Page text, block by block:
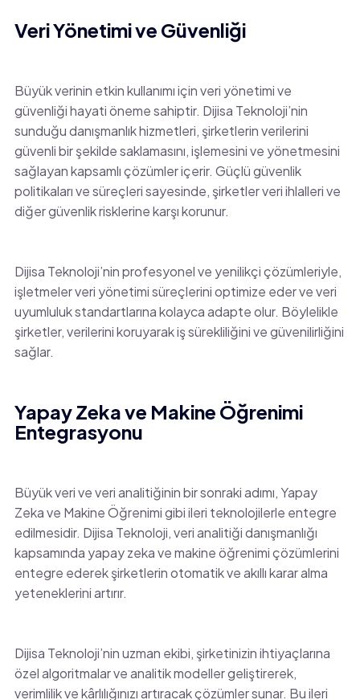
Veri Yönetimi ve Güvenliği
Büyük verinin etkin kullanımı için veri yönetimi ve
güvenliği hayati öneme sahiptir. Dijisa Teknoloji’nin
sunduğu danışmanlık hizmetleri, şirketlerin verilerini
güvenli bir şekilde saklamasını, işlemesini ve yönetmesini
sağlayan kapsamlı çözümler içerir. Güçlü güvenlik
politikaları ve süreçleri sayesinde, şirketler veri ihlalleri ve
diğer güvenlik risklerine karşı korunur.
Dijisa Teknoloji’nin profesyonel ve yenilikçi çözümleriyle,
işletmeler veri yönetimi süreçlerini optimize eder ve veri
uyumluluk standartlarına kolayca adapte olur. Böylelikle
şirketler, verilerini koruyarak iş sürekliliğini ve güvenilirliğini
sağlar.
Yapay Zeka ve Makine Öğrenimi
Entegrasyonu
Büyük veri ve veri analitiğinin bir sonraki adımı, Yapay
Zeka ve Makine Öğrenimi gibi ileri teknolojilerle entegre
edilmesidir. Dijisa Teknoloji, veri analitiği danışmanlığı
kapsamında yapay zeka ve makine öğrenimi çözümlerini
entegre ederek şirketlerin otomatik ve akıllı karar alma
yeteneklerini artırır.
Dijisa Teknoloji’nin uzman ekibi, şirketinizin ihtiyaçlarına
özel algoritmalar ve analitik modeller geliştirerek,
verimlilik ve kârlılığınızı artıracak çözümler sunar. Bu ileri